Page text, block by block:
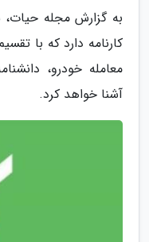
به گزارش مجله حیات،
کارنامه دارد که با
معامله خودرو،
آشنا خواهد کرد.